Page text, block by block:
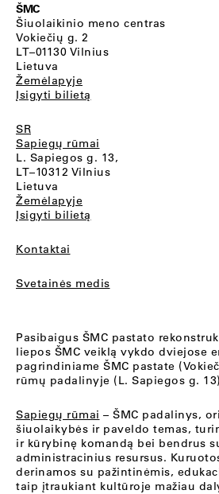
ŠMC
Šiuolaikinio meno centras
Vokiečių g. 2
LT–01130 Vilnius
Lietuva
Žemėlapyje
Įsigyti bilietą
SR
Sapiegų rūmai
L. Sapiegos g. 13,
LT–10312 Vilnius
Lietuva
Žemėlapyje
Įsigyti bilietą
Kontaktai
Svetainės medis
Pasibaigus ŠMC pastato
liepos ŠMC veiklą vykdo dviejose
pagrindiniame ŠMC pastate
rūmų padalinyje (L. Sapiegos g.
Sapiegų rūmai – ŠMC padalinys,
šiuolaikybės ir paveldo temas,
ir kūrybinę komandą bei bendrus
administracinius resursus.
derinamos su pažintinėmis,
taip įtraukiant kultūroje mažiau